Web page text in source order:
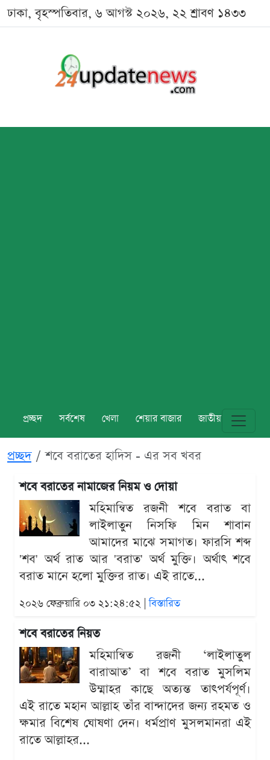
ঢাকা, বৃহস্পতিবার, ৬ আগস্ট ২০২৬, ২২ শ্রাবণ ১৪৩৩
প্রচ্ছদ সর্বশেষ খেলা শেয়ার বাজার জাতীয় বিশ্ব
প্রচ্ছদ শবে বরাতের হাদিস - এর সব খবর
শবে বরাতের নামাজের নিয়ম ও দোয়া
মহিমান্বিত রজনী শবে বরাত বা
লাইলাতুন নিসফি মিন শাবান
আমাদের মাঝে সমাগত। ফারসি শব্দ
'শব' অর্থ রাত আর 'বরাত' অর্থ মুক্তি। অর্থাৎ শবে
বরাত মানে হলো মুক্তির রাত। এই রাতে...
২০২৬ ফেব্রুয়ারি ০৩ ২১:২৪:৫২ |বিস্তারিত
শবে বরাতের নিয়ত
মহিমান্বিত রজনী ‘লাইলাতুল
বারাআত’ বা শবে বরাত মুসলিম
উম্মাহর কাছে অত্যন্ত তাৎপর্যপূর্ণ।
এই রাতে মহান আল্লাহ তাঁর বান্দাদের জন্য রহমত ও
ক্ষমার বিশেষ ঘোষণা দেন। ধর্মপ্রাণ মুসলমানরা এই
রাতে আল্লাহর...